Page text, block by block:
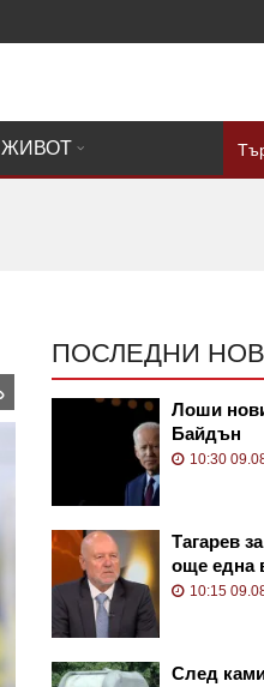
ЖИВОТ
ПОСЛЕДНИ
Лоши
Байдън
10:30
Тагарев
още една
10:15
След